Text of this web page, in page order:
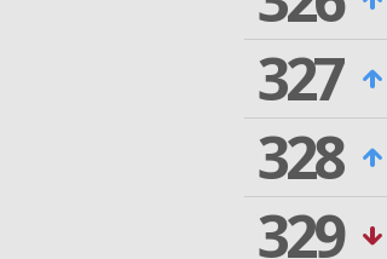
327
328
329